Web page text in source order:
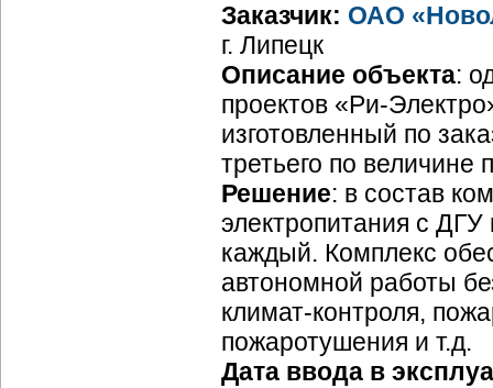
Заказчик: ОАО
г. Липецк
Описание объекта:
проектов «Ри-Электро
изготовленный по
третьего по величине
Решение: в состав
электропитания с
каждый. Комплекс
автономной работы
климат-контроля,
пожаротушения и т.д.
Дата ввода в